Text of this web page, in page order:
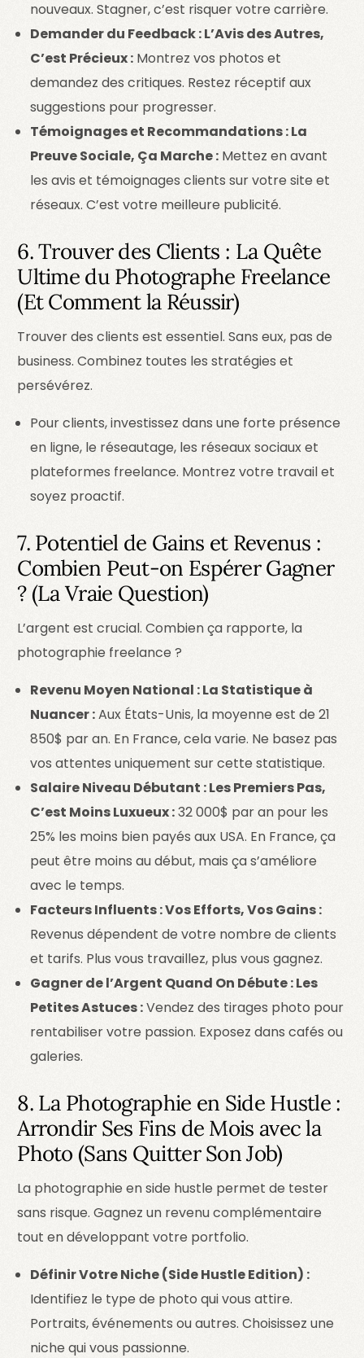
nouveaux. Stagner, c’est risquer votre carrière.
Demander du Feedback : L’Avis des Autres,
C’est Précieux : Montrez vos photos et
demandez des critiques. Restez réceptif aux
suggestions pour progresser.
Témoignages et Recommandations : La
Preuve Sociale, Ça Marche : Mettez en avant
les avis et témoignages clients sur votre site et
réseaux. C’est votre meilleure publicité.
6. Trouver des Clients : La Quête
Ultime du Photographe Freelance
(Et Comment la Réussir)
Trouver des clients est essentiel. Sans eux, pas de
business. Combinez toutes les stratégies et
persévérez.
Pour clients, investissez dans une forte présence
en ligne, le réseautage, les réseaux sociaux et
plateformes freelance. Montrez votre travail et
soyez proactif.
7. Potentiel de Gains et Revenus :
Combien Peut-on Espérer Gagner
? (La Vraie Question)
L’argent est crucial. Combien ça rapporte, la
photographie freelance ?
Revenu Moyen National : La Statistique à
Nuancer :Aux États-Unis, la moyenne est de 21
850$ par an. En France, cela varie. Ne basez pas
vos attentes uniquement sur cette statistique.
Salaire Niveau Débutant : Les Premiers Pas,
C’est Moins Luxueux :32 000$ par an pour les
25% les moins bien payés aux USA. En France, ça
peut être moins au début, mais ça s’améliore
avec le temps.
Facteurs Influents : Vos Efforts, Vos Gains :
Revenus dépendent de votre nombre de clients
et tarifs. Plus vous travaillez, plus vous gagnez.
Gagner de l’Argent Quand On Débute : Les
Petites Astuces :Vendez des tirages photo pour
rentabiliser votre passion. Exposez dans cafés ou
galeries.
8. La Photographie en Side Hustle :
Arrondir Ses Fins de Mois avec la
Photo (Sans Quitter Son Job)
La photographie en side hustle permet de tester
sans risque. Gagnez un revenu complémentaire
tout en développant votre portfolio.
Définir Votre Niche (Side Hustle Edition) :
Identifiez le type de photo qui vous attire.
Portraits, événements ou autres. Choisissez une
niche qui vous passionne.